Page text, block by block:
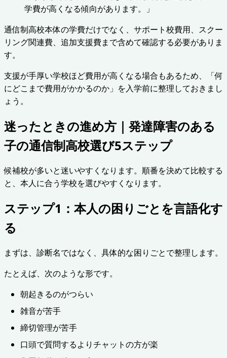
学費が高くなる傾向があります。」
通信制高校本体の学費だけでなく、サポート校費用、スクー
リング関連費、追加支援費まで含めて確認する必要がありま
す。
支援が手厚い学校ほど費用が高くなる場合もあるため、「何
にどこまで費用がかかるのか」を入学前に整理しておきまし
ょう。
迷ったときの進め方｜発達障害のある
子の通信制高校選び5ステップ
候補校が多いと迷いやすくなります。順番を決めて比較する
と、本人に合う学校を選びやすくなります。
ステップ1：本人の困りごとを言語化す
る
まずは、診断名ではなく、具体的な困りごとで整理します。
たとえば、次のような形です。
朝起きるのがつらい
雑音が苦手
締切管理が苦手
口頭で質問するよりチャットの方が楽